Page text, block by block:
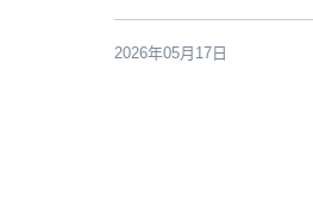
2026年05月17日